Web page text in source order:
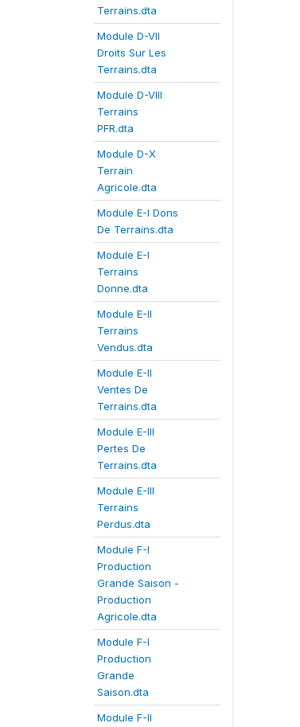
Terrains.dta
Module D-VII
Droits Sur Les
Terrains.dta
Module D-VIII
Terrains
PFR.dta
Module D-X
Terrain
Agricole.dta
Module E-I Dons
De Terrains.dta
Module E-I
Terrains
Donne.dta
Module E-II
Terrains
Vendus.dta
Module E-II
Ventes De
Terrains.dta
Module E-III
Pertes De
Terrains.dta
Module E-III
Terrains
Perdus.dta
Module F-I
Production
Grande Saison -
Production
Agricole.dta
Module F-I
Production
Grande
Saison.dta
Module F-II